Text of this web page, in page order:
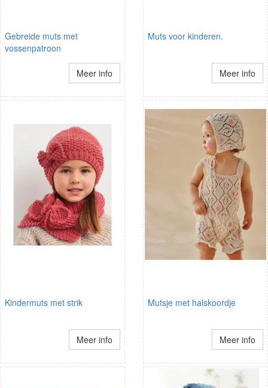
Gebreide muts met
vossenpatroon
Meer info
Muts voor kinderen.
Meer info
Kindermuts met strik
Meer info
Mutsje met halskoordje
Meer info